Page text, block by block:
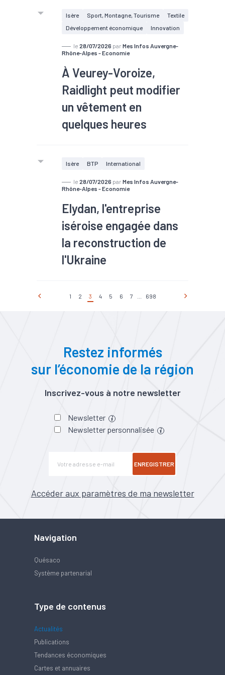
Grenoble.
À Montalieu-Vercieu, la plus grande
année plus d'un million de tonnes de
veut capter ce carbone et l'enterrer
sous la Méditerranée.
Isère Sport, Montagne, Tourisme
Textile
Développement économique
Innovation
le 28/07/2026 par Mes Infos Auvergne-
Rhône-Alpes - Economie
À Veurey-Voroize,
Raidlight peut modifier
un vêtement en
quelques heures
Isère BTP International
le 28/07/2026 par Mes Infos Auvergne-
Rhône-Alpes - Economie
Elydan, l'entreprise
iséroise engagée dans
la reconstruction de
l'Ukraine
Elydan, spécialiste de tubes et
d'entreprises régionales engagé dans
la reconstruction d'infrastructures
d'eau potable en Ukraine.
1 2 3 4 5 6 7 698
Restez informés
sur l’économie de la région
Inscrivez-vous à notre newsletter
Newsletter
Newsletter personnalisée
ENREGISTRER
Accéder aux paramètres de ma newsletter
Navigation
Quésaco
Système partenarial
Type de contenus
Actualités
Publications
Tendances économiques
Cartes et annuaires